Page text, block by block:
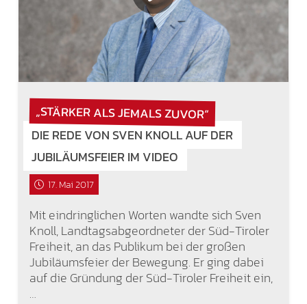
„STÄRKER ALS JEMALS ZUVOR“
DIE REDE VON SVEN KNOLL AUF DER
JUBILÄUMSFEIER IM VIDEO
17. Mai 2017
Mit eindringlichen Worten wandte sich Sven
Knoll, Landtagsabgeordneter der Süd-Tiroler
Freiheit, an das Publikum bei der großen
Jubiläumsfeier der Bewegung. Er ging dabei
auf die Gründung der Süd-Tiroler Freiheit ein,
…